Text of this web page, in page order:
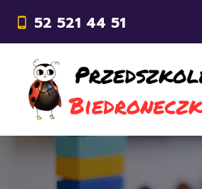
52 521 44 51